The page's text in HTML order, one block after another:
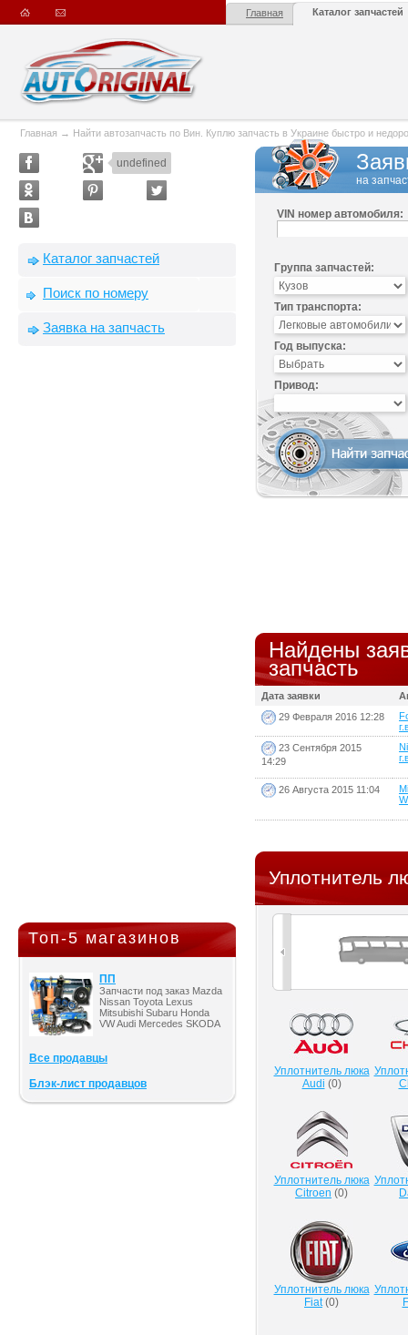
Главная Каталог запчастей
Главная → Найти автозапчасть по Вин. Куплю запчасть в Украине быстро и
undefined
Каталог запчастей
Поиск по номеру
Заявка на запчасть
Топ-5 магазинов
ПП
Запчасти под заказ Mazda
Nissan Toyota Lexus
Mitsubishi Subaru Honda
VW Audi Mercedes SKODA
Все продавцы
Блэк-лист продавцов
на
VIN номер автомобиля:
Группа запчастей:
Тип транспорта:
Год выпуска:
Привод:
Найдены
запчасть
Дата заявки
29 Февраля 2016 12:28
23 Сентября 2015
14:29
26 Августа 2015 11:04
Уплотнитель
Уплотнитель люка
Audi (0)
Уплотнитель люка
Citroen (0)
Уплотнитель люка
Fiat(0)